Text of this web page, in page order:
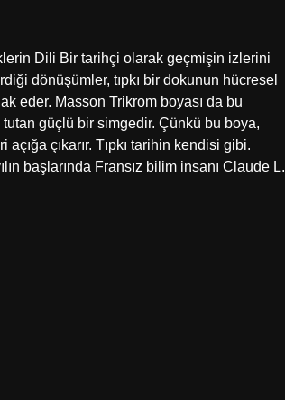
Dili Bir tarihçi olarak geçmişin izlerini
dönüşümler, tıpkı bir dokunun hücresel
eder. Masson Trikrom boyası da bu
güçlü bir simgedir. Çünkü bu boya,
çıkarır. Tıpkı tarihin kendisi gibi.
başlarında Fransız bilim insanı Claude L.